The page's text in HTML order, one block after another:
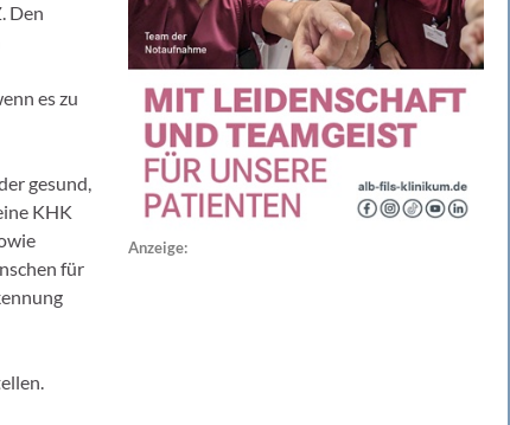
Den
es zu
gesund,
KHK
für
Anzeige: